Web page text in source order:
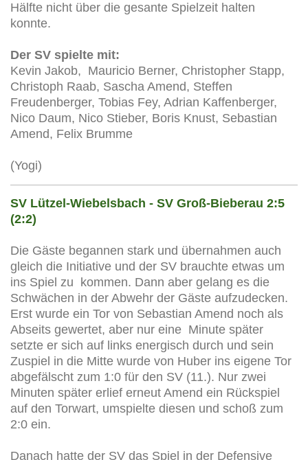
Hälfte nicht über die gesante Spielzeit halten
konnte.
Der SV spielte mit:
Kevin Jakob, Mauricio Berner, Christopher Stapp,
Christoph Raab, Sascha Amend, Steffen
Freudenberger, Tobias Fey, Adrian Kaffenberger,
Nico Daum, Nico Stieber, Boris Knust, Sebastian
Amend, Felix Brumme
(Yogi)
SV Lützel-Wiebelsbach - SV Groß-Bieberau 2:5
(2:2)
Die Gäste begannen stark und übernahmen auch
gleich die Initiative und der SV brauchte etwas um
ins Spiel zu kommen. Dann aber gelang es die
Schwächen in der Abwehr der Gäste aufzudecken.
Erst wurde ein Tor von Sebastian Amend noch als
Abseits gewertet, aber nur eine Minute später
setzte er sich auf links energisch durch und sein
Zuspiel in die Mitte wurde von Huber ins eigene Tor
abgefälscht zum 1:0 für den SV (11.). Nur zwei
Minuten später erlief erneut Amend ein Rückspiel
auf den Torwart, umspielte diesen und schoß zum
2:0 ein.
Danach hatte der SV das Spiel in der Defensive